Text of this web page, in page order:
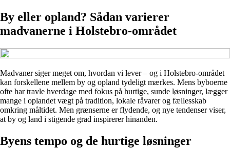
By eller opland? Sådan varierer
madvanerne i Holstebro-området
Madvaner siger meget om, hvordan vi lever – og i Holstebro-området
kan forskellene mellem by og opland tydeligt mærkes. Mens byboerne
ofte har travle hverdage med fokus på hurtige, sunde løsninger, lægger
mange i oplandet vægt på tradition, lokale råvarer og fællesskab
omkring måltidet. Men grænserne er flydende, og nye tendenser viser,
at by og land i stigende grad inspirerer hinanden.
Byens tempo og de hurtige løsninger